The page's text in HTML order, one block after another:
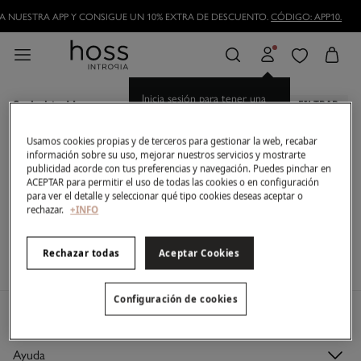
NUESTRA APP Y CONSIGUE UN 10% EXTRA DE DESCUENTO.CÓDIGO: APP10.
Inicia sesión para tener una
Styled in Hoss FILTRAR
Ahora mismo no tenemos artículos en stock de la
categoría seleccionada.
Pero no te preocupes, tenemos un montón de
artículos que pueden ser tuyos.
comparte el tuyo mencionando a @hossintropia
Login
Ayuda
Usamos cookies propias y de terceros para gestionar la web, recabar
información sobre su uso, mejorar nuestros servicios y mostrarte
publicidad acorde con tus preferencias y navegación. Puedes pinchar en
ACEPTAR para permitir el uso de todas las cookies o en configuración
para ver el detalle y seleccionar qué tipo cookies deseas aceptar o
rechazar. +INFO
Rechazar todas Aceptar Cookies
Configuración de cookies